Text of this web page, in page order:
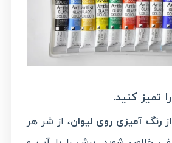
رنگ آمیزی روی لیوان، از شر هر